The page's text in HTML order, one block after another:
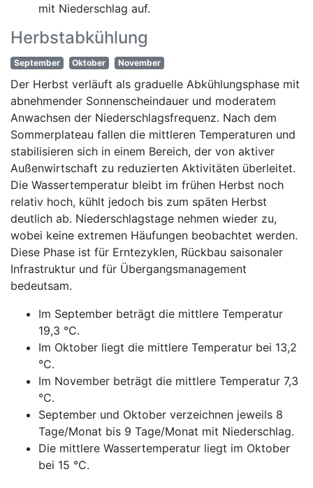
mit Niederschlag auf.
Herbstabkühlung
September Oktober November
Der Herbst verläuft als graduelle Abkühlungsphase mit
abnehmender Sonnenscheindauer und moderatem
Anwachsen der Niederschlagsfrequenz. Nach dem
Sommerplateau fallen die mittleren Temperaturen und
stabilisieren sich in einem Bereich, der von aktiver
Außenwirtschaft zu reduzierten Aktivitäten überleitet.
Die Wassertemperatur bleibt im frühen Herbst noch
relativ hoch, kühlt jedoch bis zum späten Herbst
deutlich ab. Niederschlagstage nehmen wieder zu,
wobei keine extremen Häufungen beobachtet werden.
Diese Phase ist für Erntezyklen, Rückbau saisonaler
Infrastruktur und für Übergangsmanagement
bedeutsam.
Im September beträgt die mittlere Temperatur
19,3 °C.
Im Oktober liegt die mittlere Temperatur bei 13,2
°C.
Im November beträgt die mittlere Temperatur 7,3
°C.
September und Oktober verzeichnen jeweils 8
Tage/Monat bis 9 Tage/Monat mit Niederschlag.
Die mittlere Wassertemperatur liegt im Oktober
bei 15 °C.